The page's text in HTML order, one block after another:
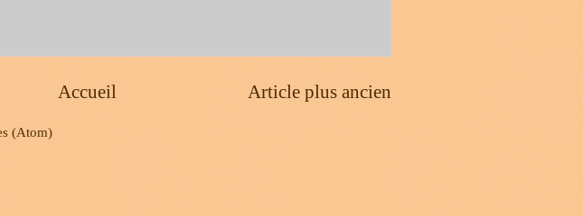
Article plus ancien
Accueil
(Atom)